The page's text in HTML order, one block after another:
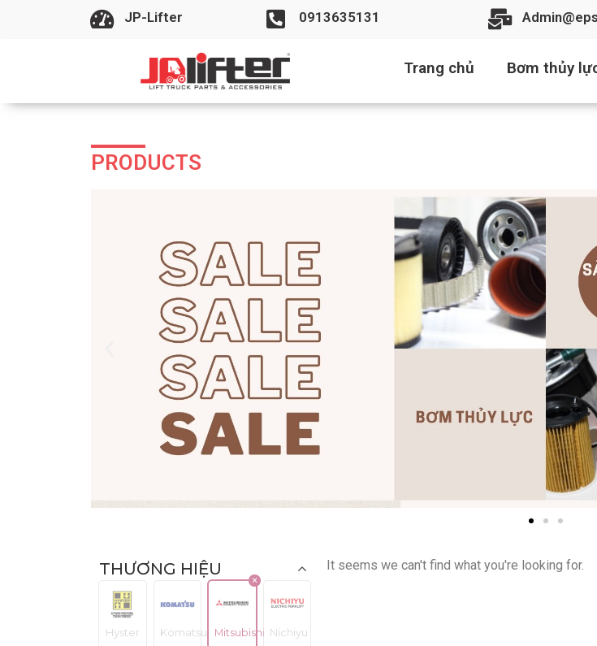
JP-Lifter 0913635131
Trang chủ Bơm thủy
PRODUCTS
THƯƠNG HIỆU
Hyster Komatsu Mitsubishi Nichiyu
It seems we can't find what you're looking for.